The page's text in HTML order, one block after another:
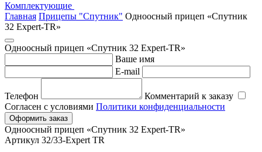
Комплектующие
Главная Прицепы "Спутник" Одноосный прицеп «Спутник
32 Expert-TR»
Одноосный прицеп «Спутник 32 Expert-TR»
Ваше имя
E-mail
Телефон
Комментарий к заказу
Согласен с условиями Политики конфиденциальности
Оформить заказ
Одноосный прицеп «Спутник 32 Expert-TR»
Артикул 32/33-Expert TR